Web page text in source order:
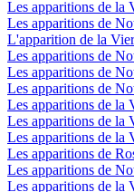
Les apparitions de la
Les apparitions de
L'apparition de la
Les apparitions de
Les apparitions de
Les apparitions de
Les apparitions de la
Les apparitions de la
Les apparitions de la
Les apparitions de
Les apparitions de
Les apparitions de la